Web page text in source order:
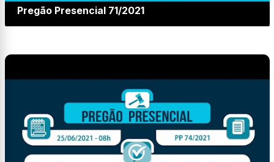
Pregão Presencial 71/2021